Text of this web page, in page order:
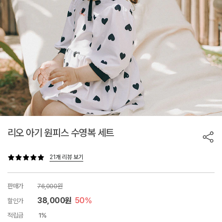
리오 아기 원피스 수영복 세트
21개 리뷰 보기
판매가
76,000원
할인가
38,000원 50%
적립금 1%